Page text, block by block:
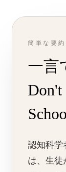
簡単な要約
一言
Don't
認知科学
は、生徒